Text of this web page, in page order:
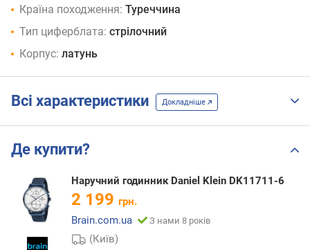
Країна походження: Туреччина
Тип циферблата: стрілочний
Корпус: латунь
Всі характеристики Докладніше
Де купити?
Наручний годинник Daniel Klein DK11711-6
2 199 грн.
Brain.com.ua
З нами 8 років
(Київ)